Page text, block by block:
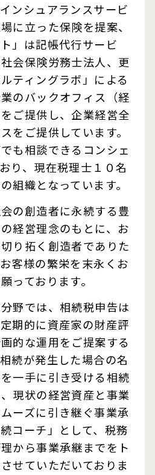
ンシュアランスサービ
に立った保険を提案、
」は記帳代行サービ
会保険労務士法人、更
ティングラボ」による
のバックオフィス（経
ご提供し、企業経営全
をご提供しています。
も相談できるコンシェ
り、現在税理士１０名
組織となっています。
の創造者に永続する豊
経営理念のもとに、お
り拓く創造者でありた
客様の繁栄を末永くお
っております。
野では、相続税申告は
期的に資産家の財産評
的な運用をご提案する
続が発生した場合の名
一手に引き受ける相続
現状の経営資産と事業
ーズに引き継ぐ事業承
コーチ」として、税務
から事業承継までをト
せていただいておりま